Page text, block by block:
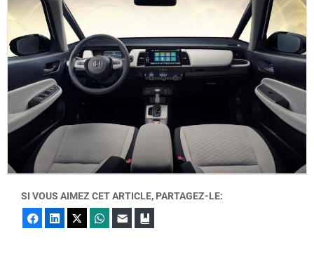
SI VOUS AIMEZ CET ARTICLE, PARTAGEZ-LE:
FacebookLinkedIn WhatsApp
E-mail